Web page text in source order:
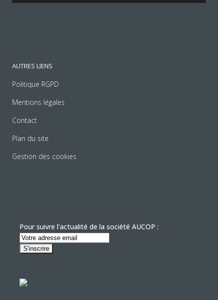
AUTRES LIENS
Politique RGPD
Mentions légales
Contact
Plan du site
Gestion des cookies
Pour suivre l'actualité de la société AUCOP :